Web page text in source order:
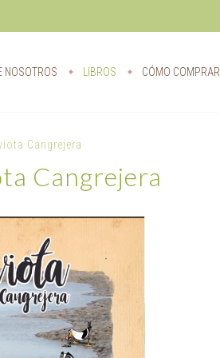
NOSOTROS LIBROS CÓMO COMPRAR
Cangrejera
Cangrejera